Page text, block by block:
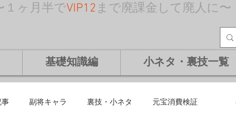
１ヶ月半でVIP12 まで廃課金して廃人に〜
基礎知識編 小ネタ・裏技一覧
事 副将キャラ 裏技・小ネタ 元宝消費検証